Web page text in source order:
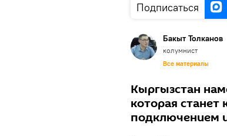
Подписаться
Бакыт Толканов
колумнист
Все материалы
Кыргызстан
которая
подключением